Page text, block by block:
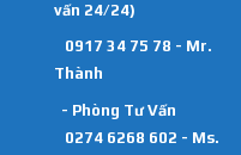
vấn 24/24)
0917 34 75 78 - Mr.
Thành
- Phòng Tư Vấn
0274 6268 602 - Ms.